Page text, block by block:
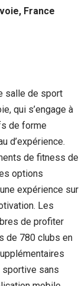
France
salle de sport
qui s’engage à
de forme
d’expérience.
de fitness de
options
expérience sur
Les
de profiter
de 780 clubs en
sportive sans